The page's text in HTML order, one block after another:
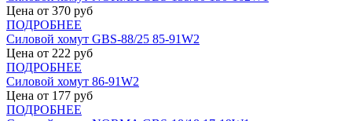
Цена от 370 руб
ПОДРОБНЕЕ
Силовой хомут GBS-88/25 85-91W2
Цена от 222 руб
ПОДРОБНЕЕ
Силовой хомут 86-91W2
Цена от 177 руб
ПОДРОБНЕЕ